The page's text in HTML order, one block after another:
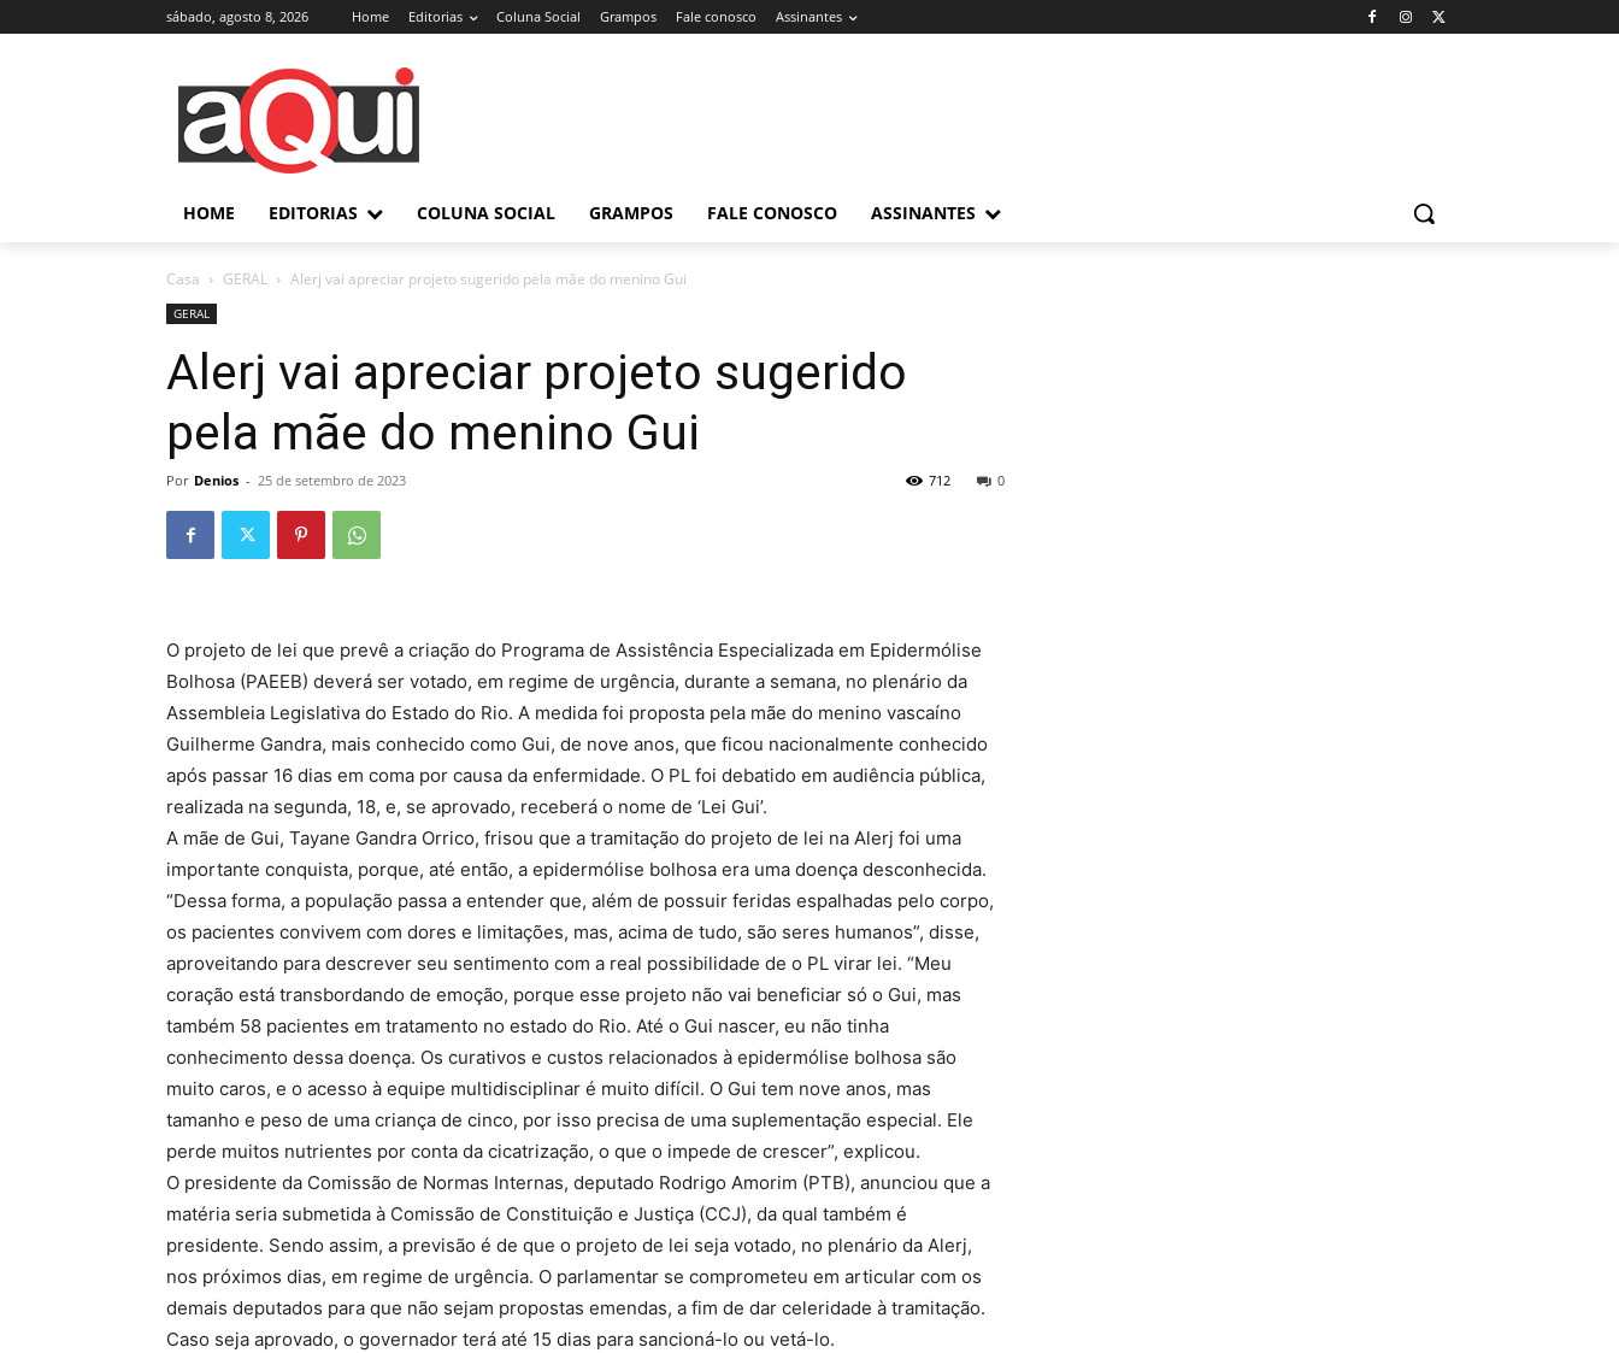
sábado, agosto 8, 2026 Home Editorias Coluna Social Grampos Fale conosco Assinantes
HOME EDITORIAS COLUNA SOCIAL GRAMPOS FALE CONOSCO ASSINANTES
Casa GERAL Alerj vai apreciar projeto sugerido pela mãe do menino Gui
GERAL
Alerj vai apreciar projeto sugerido
pela mãe do menino Gui
Por Denios - 25 de setembro de 2023 0
712
O projeto de lei que prevê a criação do Programa de Assistência Especializada em Epidermólise
Bolhosa (PAEEB) deverá ser votado, em regime de urgência, durante a semana, no plenário da
Assembleia Legislativa do Estado do Rio. A medida foi proposta pela mãe do menino vascaíno
Guilherme Gandra, mais conhecido como Gui, de nove anos, que ficou nacionalmente conhecido
após passar 16 dias em coma por causa da enfermidade. O PL foi debatido em audiência pública,
realizada na segunda, 18, e, se aprovado, receberá o nome de ‘Lei Gui’.
A mãe de Gui, Tayane Gandra Orrico, frisou que a tramitação do projeto de lei na Alerj foi uma
importante conquista, porque, até então, a epidermólise bolhosa era uma doença desconhecida.
“Dessa forma, a população passa a entender que, além de possuir feridas espalhadas pelo corpo,
os pacientes convivem com dores e limitações, mas, acima de tudo, são seres humanos”, disse,
aproveitando para descrever seu sentimento com a real possibilidade de o PL virar lei. “Meu
coração está transbordando de emoção, porque esse projeto não vai beneficiar só o Gui, mas
também 58 pacientes em tratamento no estado do Rio. Até o Gui nascer, eu não tinha
conhecimento dessa doença. Os curativos e custos relacionados à epidermólise bolhosa são
muito caros, e o acesso à equipe multidisciplinar é muito difícil. O Gui tem nove anos, mas
tamanho e peso de uma criança de cinco, por isso precisa de uma suplementação especial. Ele
perde muitos nutrientes por conta da cicatrização, o que o impede de crescer”, explicou.
O presidente da Comissão de Normas Internas, deputado Rodrigo Amorim (PTB), anunciou que a
matéria seria submetida à Comissão de Constituição e Justiça (CCJ), da qual também é
presidente. Sendo assim, a previsão é de que o projeto de lei seja votado, no plenário da Alerj,
nos próximos dias, em regime de urgência. O parlamentar se comprometeu em articular com os
demais deputados para que não sejam propostas emendas, a fim de dar celeridade à tramitação.
Caso seja aprovado, o governador terá até 15 dias para sancioná-lo ou vetá-lo.